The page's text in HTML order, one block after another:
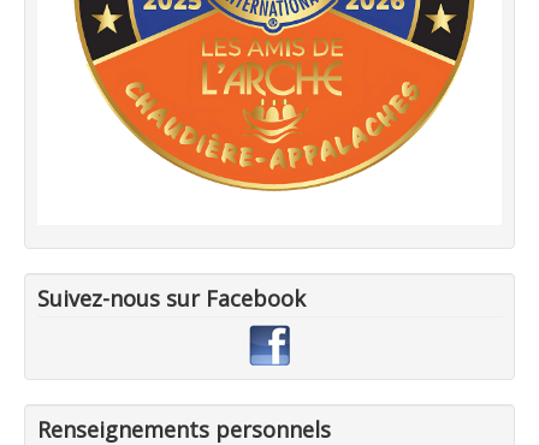
Suivez-nous sur Facebook
Renseignements personnels